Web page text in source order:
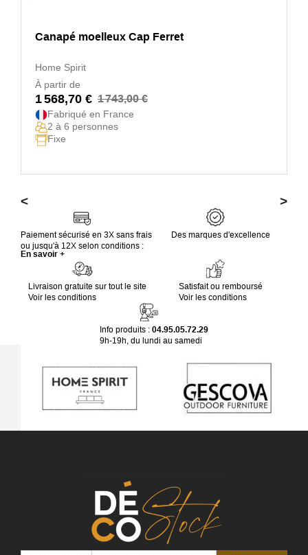
Canapé moelleux Cap Ferret
Home Spirit
À partir de
1 568,70 € 1 743,00 €
Fabriqué en France
2 à 6 personnes
Fixe
< >
Paiement sécurisé en 3X sans frais
ou jusqu'à 12X selon conditions :
En savoir +
Des marques d'excellence
Livraison gratuite sur tout le site
Voir les conditions
Satisfait ou remboursé
Voir les conditions
Info produits : 04.95.05.72.29
9h-19h, du lundi au samedi